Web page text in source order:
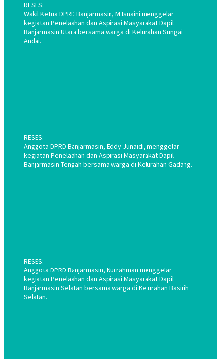
RESES:
Wakil Ketua DPRD Banjarmasin, M Isnaini menggelar
kegiatan Penelaahan dan Aspirasi Masyarakat Dapil
Banjarmasin Utara bersama warga di Kelurahan Sungai
Andai.
RESES:
Anggota DPRD Banjarmasin, Eddy Junaidi, menggelar
kegiatan Penelaahan dan Aspirasi Masyarakat Dapil
Banjarmasin Tengah bersama warga di Kelurahan Gadang.
RESES:
Anggota DPRD Banjarmasin, Nurrahman menggelar
kegiatan Penelaahan dan Aspirasi Masyarakat Dapil
Banjarmasin Selatan bersama warga di Kelurahan Basirih
Selatan.